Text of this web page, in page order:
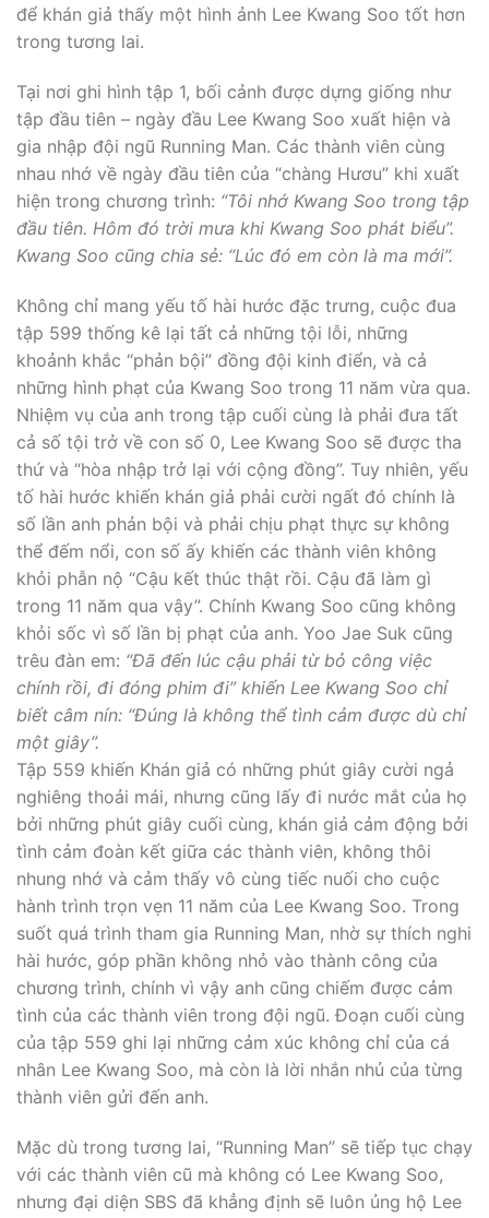
để khán giả thấy một hình ảnh Lee Kwang Soo tốt hơn
trong tương lai.
Tại nơi ghi hình tập 1, bối cảnh được dựng giống như
tập đầu tiên – ngày đầu Lee Kwang Soo xuất hiện và
gia nhập đội ngũ Running Man. Các thành viên cùng
nhau nhớ về ngày đầu tiên của “chàng Hươu” khi xuất
hiện trong chương trình: “Tôi nhớ Kwang Soo trong tập
đầu tiên. Hôm đó trời mưa khi Kwang Soo phát biểu”.
Kwang Soo cũng chia sẻ: “Lúc đó em còn là ma mới”.
Không chỉ mang yếu tố hài hước đặc trưng, cuộc đua
tập 599 thống kê lại tất cả những tội lỗi, những
khoảnh khắc “phản bội” đồng đội kinh điển, và cả
những hình phạt của Kwang Soo trong 11 năm vừa qua.
Nhiệm vụ của anh trong tập cuối cùng là phải đưa tất
cả số tội trở về con số 0, Lee Kwang Soo sẽ được tha
thứ và “hòa nhập trở lại với cộng đồng”. Tuy nhiên, yếu
tố hài hước khiến khán giả phải cười ngất đó chính là
số lần anh phản bội và phải chịu phạt thực sự không
thể đếm nổi, con số ấy khiến các thành viên không
khỏi phẫn nộ “Cậu kết thúc thật rồi. Cậu đã làm gì
trong 11 năm qua vậy”. Chính Kwang Soo cũng không
khỏi sốc vì số lần bị phạt của anh. Yoo Jae Suk cũng
trêu đàn em: “Đã đến lúc cậu phải từ bỏ công việc
chính rồi, đi đóng phim đi” khiến Lee Kwang Soo chỉ
biết câm nín: “Đúng là không thể tình cảm được dù chỉ
một giây”.
Tập 559 khiến Khán giả có những phút giây cười ngả
nghiêng thoải mái, nhưng cũng lấy đi nước mắt của họ
bởi những phút giây cuối cùng, khán giả cảm động bởi
tình cảm đoàn kết giữa các thành viên, không thôi
nhung nhớ và cảm thấy vô cùng tiếc nuối cho cuộc
hành trình trọn vẹn 11 năm của Lee Kwang Soo. Trong
suốt quá trình tham gia Running Man, nhờ sự thích nghi
hài hước, góp phần không nhỏ vào thành công của
chương trình, chính vì vậy anh cũng chiếm được cảm
tình của các thành viên trong đội ngũ. Đoạn cuối cùng
của tập 559 ghi lại những cảm xúc không chỉ của cá
nhân Lee Kwang Soo, mà còn là lời nhắn nhủ của từng
thành viên gửi đến anh.
Mặc dù trong tương lai, “Running Man” sẽ tiếp tục chạy
với các thành viên cũ mà không có Lee Kwang Soo,
nhưng đại diện SBS đã khẳng định sẽ luôn ủng hộ Lee